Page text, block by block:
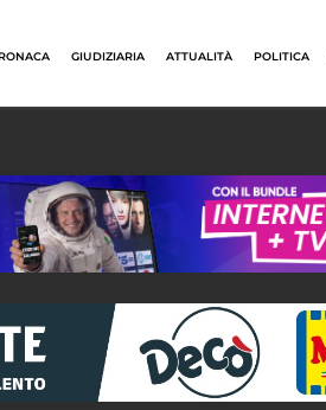
GIUDIZIARIA ATTUALITÀ POLITICA